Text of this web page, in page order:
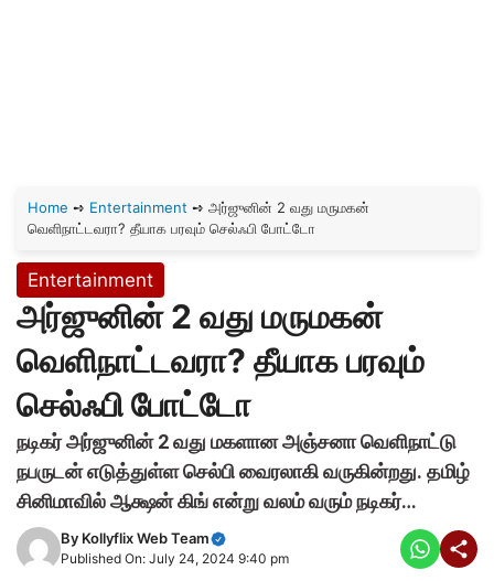
Home ➺ Entertainment ➺ அர்ஜுனின் 2 வது மருமகன்
வெளிநாட்டவரா? தீயாக பரவும் செல்ஃபி போட்டோ
Entertainment
அர்ஜுனின் 2 வது மருமகன்
வெளிநாட்டவரா? தீயாக பரவும்
செல்ஃபி போட்டோ
நடிகர் அர்ஜுனின் 2 வது மகளான அஞ்சனா வெளிநாட்டு
நபருடன் எடுத்துள்ள செல்பி வைரலாகி வருகின்றது. தமிழ்
சினிமாவில் ஆக்ஷன் கிங் என்று வலம் வரும் நடிகர்…
By Kollyflix Web Team
Published On: July 24, 2024 9:40 pm